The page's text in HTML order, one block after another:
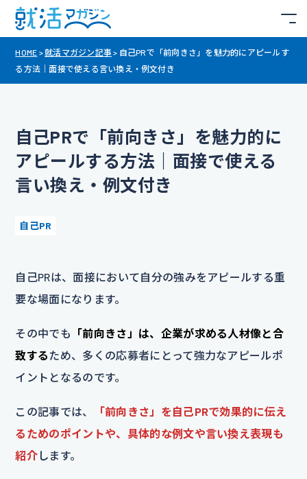
HOME >就活マガジン記事 > 自己PRで「前向きさ」を魅力的にアピールす
る方法｜面接で使える言い換え・例文付き
自己PRで「前向きさ」を魅力的に
アピールする方法｜面接で使える
言い換え・例文付き
自己PR
自己PRは、面接において自分の強みをアピールする重
要な場面になります。
その中でも
「前向きさ」は、企業が求める人材像と合
致するため、多くの応募者にとって強力なアピールポ
イントとなるのです。
この記事では、
「前向きさ」を自己PRで効果的に伝え
るためのポイントや、具体的な例文や言い換え表現も
紹介 します。